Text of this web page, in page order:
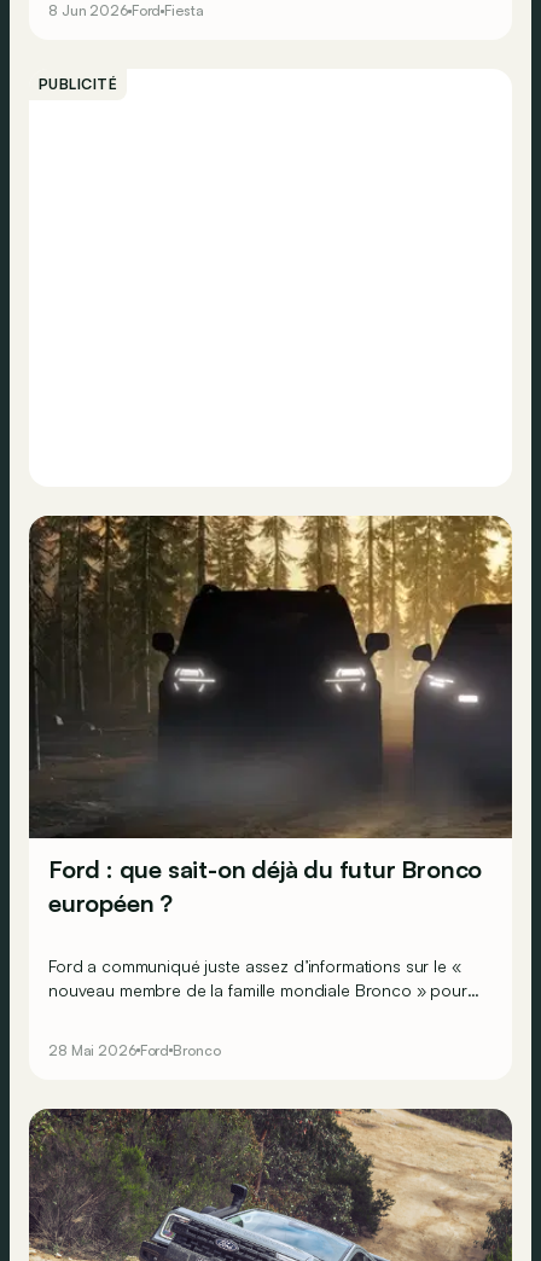
8 Jun 2026 Ford Fiesta
PUBLICITÉ
Ford : que sait-on déjà du futur Bronco
européen ?
Ford a communiqué juste assez d’informations sur le «
nouveau membre de la famille mondiale Bronco » pour
28 Mai 2026 Ford Bronco